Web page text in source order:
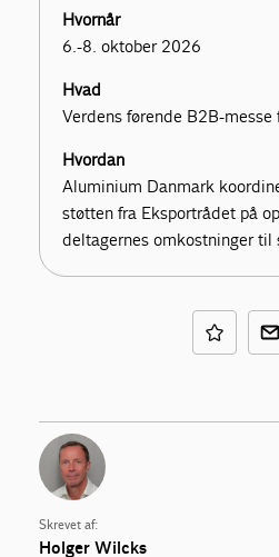
Hvornår
6.-8. oktober 2026
Hvad
Verdens førende B2B-
Hvordan
Aluminium Danmark
støtten fra Eksportrådet på
deltagernes omkostninger til
Skrevet af:
Holger Wilcks